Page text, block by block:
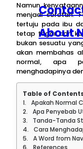
About
Namun
menjadi sorotan.
tertuju pada ibu
tetap tegar dan
bukan sesuatu
akan membahas
normal, apa
menghadapinya
Table of
Apakah Normal
Apa Penyebab
Tanda-Tanda
Cara
A Word from